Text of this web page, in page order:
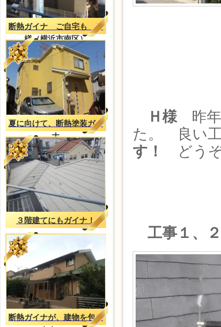
断熱ガイナ ご自宅も Ｔ
様（横浜市南区）
夏に向けて、断熱塗装ガイ
ナ
３階建てにもガイナ！
断熱ガイナが、建物を包み
Ｈ様 昨年
た。 良い
す！
どう
工事１、